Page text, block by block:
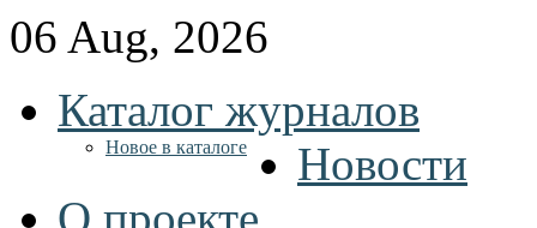
06 Aug, 2026
Каталог журналов
Новое в каталоге
Новости